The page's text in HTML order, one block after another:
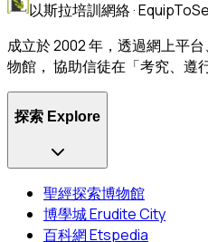
以斯拉培訓網絡 ·
成立於 2002 年，透過網上平
物館， 協助信徒在「考究、遵
探索 Explore
聖經探索博物館
博學城 Erudite City
百科網 Etspedia